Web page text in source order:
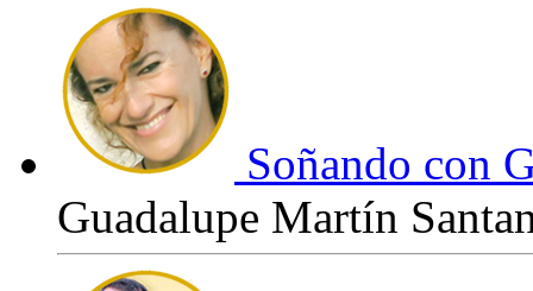
Soñando con
Guadalupe Martín